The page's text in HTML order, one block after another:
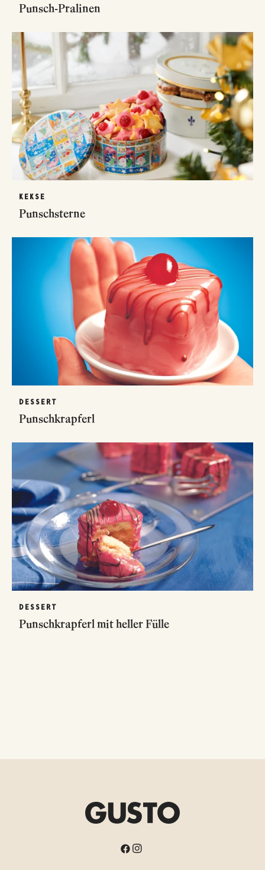
Punsch-Pralinen
KEKSE
Punschsterne
DESSERT
Punschkrapferl
DESSERT
Punschkrapferl mit heller Fülle